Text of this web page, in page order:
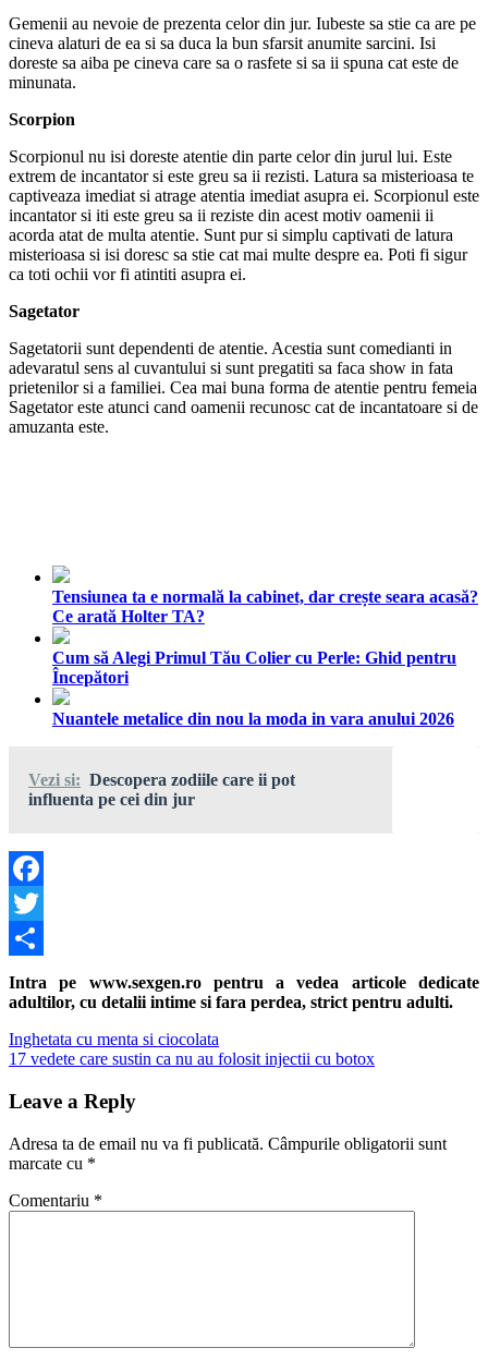
Gemenii au nevoie de prezenta celor din jur. Iubeste sa stie ca are pe
cineva alaturi de ea si sa duca la bun sfarsit anumite sarcini. Isi
doreste sa aiba pe cineva care sa o rasfete si sa ii spuna cat este de
minunata.
Scorpion
Scorpionul nu isi doreste atentie din parte celor din jurul lui. Este
extrem de incantator si este greu sa ii rezisti. Latura sa misterioasa te
captiveaza imediat si atrage atentia imediat asupra ei. Scorpionul este
incantator si iti este greu sa ii reziste din acest motiv oamenii ii
acorda atat de multa atentie. Sunt pur si simplu captivati de latura
misterioasa si isi doresc sa stie cat mai multe despre ea. Poti fi sigur
ca toti ochii vor fi atintiti asupra ei.
Sagetator
Sagetatorii sunt dependenti de atentie. Acestia sunt comedianti in
adevaratul sens al cuvantului si sunt pregatiti sa faca show in fata
prietenilor si a familiei. Cea mai buna forma de atentie pentru femeia
Sagetator este atunci cand oamenii recunosc cat de incantatoare si de
amuzanta este.
Tensiunea ta e normală la cabinet, dar crește seara acasă?
Ce arată Holter TA?
Cum să Alegi Primul Tău Colier cu Perle: Ghid pentru
Începători
Nuantele metalice din nou la moda in vara anului 2026
Vezi si: Descopera zodiile care ii pot
influenta pe cei din jur
Facebook
Twitter
Share
Intra pe www.sexgen.ro pentru a vedea articole dedicate
adultilor, cu detalii intime si fara perdea, strict pentru adulti.
Navigare
în
articole
Previous
Post:
Inghetata cu menta si ciocolata
Next
17 vedete care sustin ca nu au folosit injectii cu botox
Leave a Reply
Adresa ta de email nu va fi publicată. Câmpurile obligatorii sunt
marcate cu *
Comentariu *